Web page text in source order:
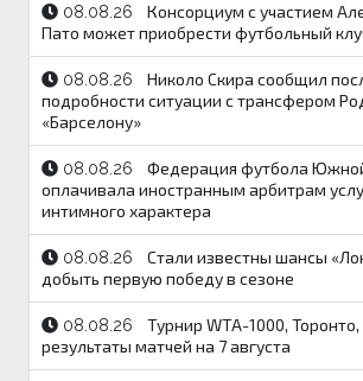
08.08.26
Консорциум с участием
Пато может приобрести футбольный
08.08.26
Николо Скира сообщил
подробности ситуации с трансфером
«Барселону»
08.08.26
Федерация футбола
оплачивала иностранным арбитрам
интимного характера
08.08.26
Стали известны шансы
добыть первую победу в сезоне
08.08.26
Турнир WTA-1000, Торонто,
результаты матчей на 7 августа